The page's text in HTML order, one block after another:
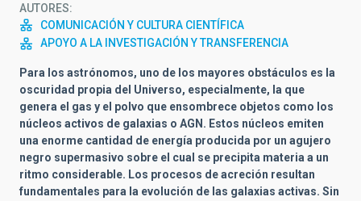
AUTORES
COMUNICACIÓN Y CULTURA CIENTÍFICA
APOYO A LA INVESTIGACIÓN Y TRANSFERENCIA
Para los astrónomos, uno de los mayores obstáculos es la
oscuridad propia del Universo, especialmente, la que
genera el gas y el polvo que ensombrece objetos como los
núcleos activos de galaxias o AGN. Estos núcleos emiten
una enorme cantidad de energía producida por un agujero
negro supermasivo sobre el cual se precipita materia a un
ritmo considerable. Los procesos de acreción resultan
fundamentales para la evolución de las galaxias activas. Sin